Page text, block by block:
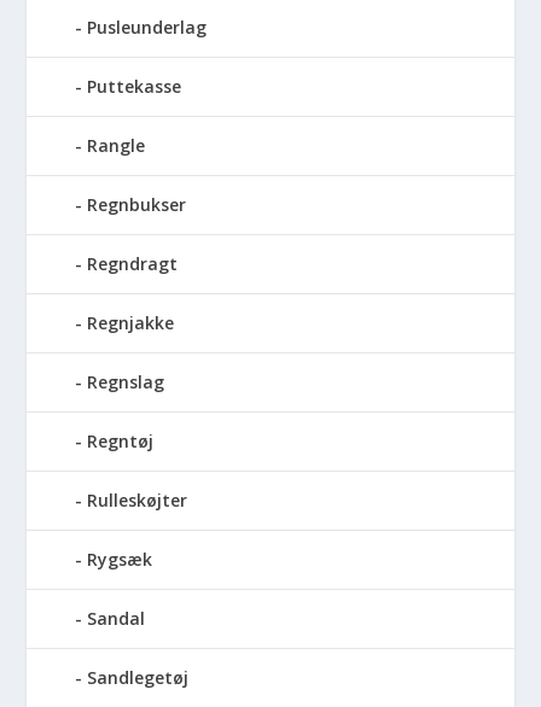
Pusleunderlag
Puttekasse
Rangle
Regnbukser
Regndragt
Regnjakke
Regnslag
Regntøj
Rulleskøjter
Rygsæk
Sandal
Sandlegetøj